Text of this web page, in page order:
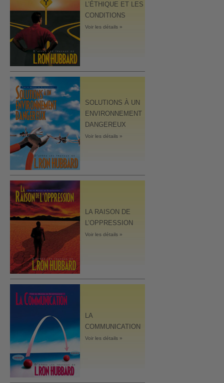
L’ÉTHIQUE ET LES
CONDITIONS
Voir les détails »
SOLUTIONS À UN
ENVIRONNEMENT
DANGEREUX
Voir les détails »
LA RAISON DE
L’OPPRESSION
Voir les détails »
LA
COMMUNICATION
Voir les détails »